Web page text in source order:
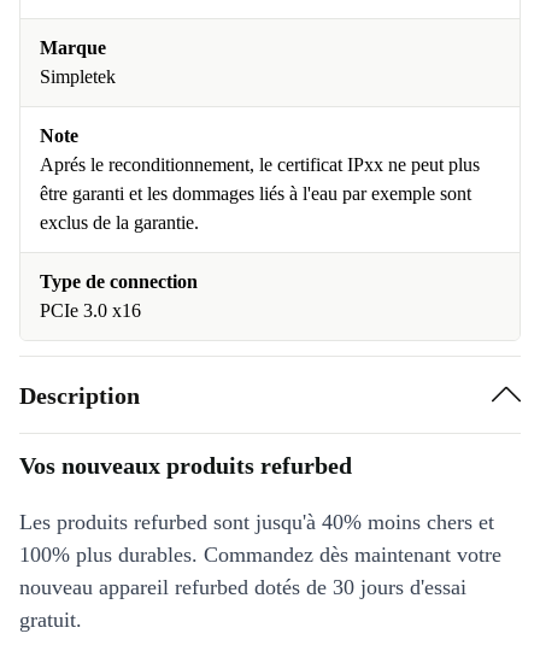
Marque
Simpletek
Note
Aprés le reconditionnement, le certificat IPxx ne peut plus
être garanti et les dommages liés à l'eau par exemple sont
exclus de la garantie.
Type de connection
PCIe 3.0 x16
Description
Vos nouveaux produits refurbed
Les produits refurbed sont jusqu'à 40% moins chers et
100% plus durables. Commandez dès maintenant votre
nouveau appareil refurbed dotés de 30 jours d'essai
gratuit.